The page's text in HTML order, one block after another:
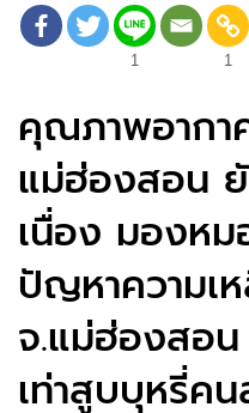
1 1
คุณภาพอากา
แม่ฮ่องสอน
เนื่อง มองห
ปัญหาความเ
จ.แม่ฮ่องสอ
เท่าสูบบุหรี่ค